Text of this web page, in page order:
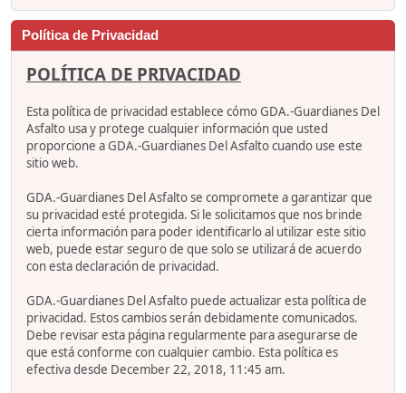
Política de Privacidad
POLÍTICA DE PRIVACIDAD
Esta política de privacidad establece cómo GDA.-Guardianes Del
Asfalto usa y protege cualquier información que usted
proporcione a GDA.-Guardianes Del Asfalto cuando use este
sitio web.
GDA.-Guardianes Del Asfalto se compromete a garantizar que
su privacidad esté protegida. Si le solicitamos que nos brinde
cierta información para poder identificarlo al utilizar este sitio
web, puede estar seguro de que solo se utilizará de acuerdo
con esta declaración de privacidad.
GDA.-Guardianes Del Asfalto puede actualizar esta política de
privacidad. Estos cambios serán debidamente comunicados.
Debe revisar esta página regularmente para asegurarse de
que está conforme con cualquier cambio. Esta política es
efectiva desde December 22, 2018, 11:45 am.